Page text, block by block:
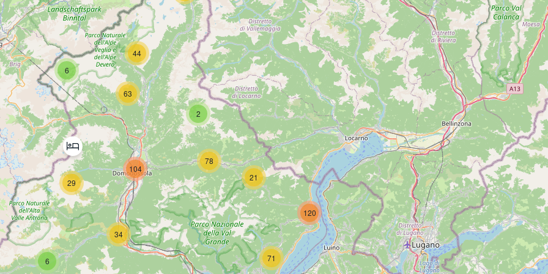
21
120
6
2
6
44
34
104
63
29
71
78